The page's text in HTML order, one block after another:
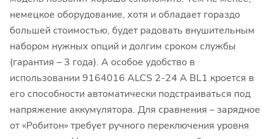
немецкое оборудование, хотя и обладает гораздо
большей стоимостью, будет радовать внушительным
набором нужных опций и долгим сроком службы
(гарантия – 3 года). А особое удобство в
использовании 9164016 ALCS 2-24 A BL1 кроется в
его способности автоматически подстраиваться под
напряжение аккумулятора. Для сравнения – зарядное
от «Робитон» требует ручного переключения уровня